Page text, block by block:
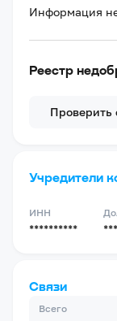
Информация
Реестр
Проверить
Учредители
ИНН
**********
Связи
Всего